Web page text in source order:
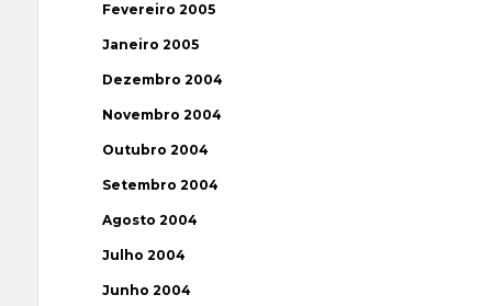
Fevereiro 2005
Janeiro 2005
Dezembro 2004
Novembro 2004
Outubro 2004
Setembro 2004
Agosto 2004
Julho 2004
Junho 2004